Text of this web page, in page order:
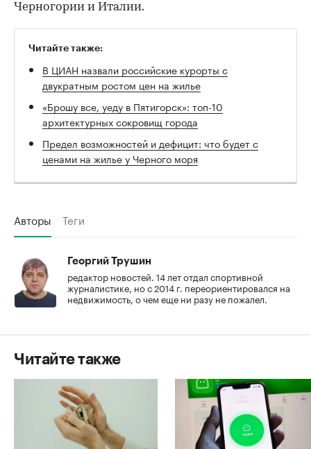
Черногории и Италии.
Читайте также:
В ЦИАН назвали российские курорты с
двукратным ростом цен на жилье
«Брошу все, уеду в Пятигорск»: топ-10
архитектурных сокровищ города
Предел возможностей и дефицит: что будет с
ценами на жилье у Черного моря
Авторы Теги
Георгий Трушин
редактор новостей. 14 лет отдал спортивной
журналистике, но с 2014 г. переориентировался на
недвижимость, о чем еще ни разу не пожалел.
Читайте также